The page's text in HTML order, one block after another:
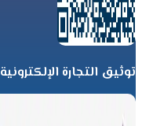
توثيق التجارة الإلكترونية